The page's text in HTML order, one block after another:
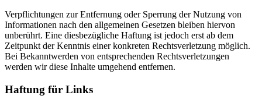
Verpflichtungen zur Entfernung oder Sperrung der Nutzung von
Informationen nach den allgemeinen Gesetzen bleiben hiervon
unberührt. Eine diesbezügliche Haftung ist jedoch erst ab dem
Zeitpunkt der Kenntnis einer konkreten Rechtsverletzung möglich.
Bei Bekanntwerden von entsprechenden Rechtsverletzungen
werden wir diese Inhalte umgehend entfernen.
Haftung für Links